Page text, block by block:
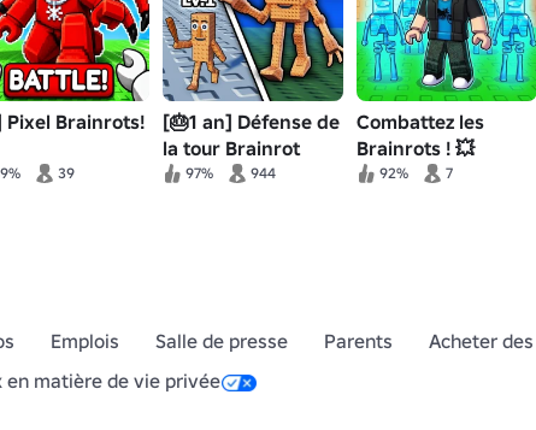
Pixel Brainrots!
39
[🎂1 an] Défense de
la tour Brainrot
97% 944
Combattez les
Brainrots ! 💥
92% 7
Emplois Salle de presse Parents Acheter
en matière de vie privée